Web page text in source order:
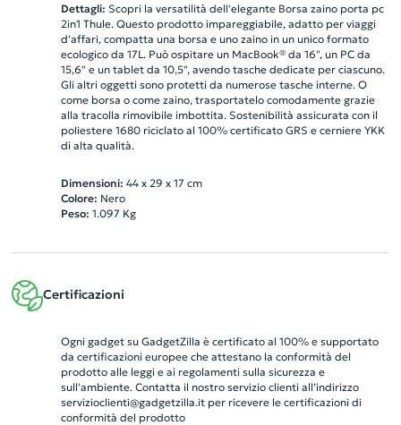
Dettagli: Scopri la versatilità dell'elegante Borsa zaino porta pc
2in1 Thule. Questo prodotto impareggiabile, adatto per viaggi
d'affari, compatta una borsa e uno zaino in un unico formato
ecologico da 17L. Può ospitare un MacBook® da 16", un PC da
15,6" e un tablet da 10,5", avendo tasche dedicate per ciascuno.
Gli altri oggetti sono protetti da numerose tasche interne. O
come borsa o come zaino, trasportatelo comodamente grazie
alla tracolla rimovibile imbottita. Sostenibilità assicurata con il
poliestere 1680 riciclato al 100% certificato GRS e cerniere YKK
di alta qualità.
Dimensioni: 44 x 29 x 17 cm
Colore: Nero
Peso: 1.097 Kg
Certificazioni
Ogni gadget su GadgetZilla è certificato al 100% e supportato
da certificazioni europee che attestano la conformità del
prodotto alle leggi e ai regolamenti sulla sicurezza e
sull'ambiente. Contatta il nostro servizio clienti all’indirizzo
servizioclienti@gadgetzilla.itper ricevere le certificazioni di
conformità del prodotto